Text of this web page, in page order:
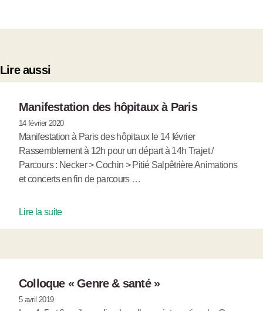
Lire aussi
Manifestation des hôpitaux à Paris
14 février 2020
Manifestation à Paris des hôpitaux le 14 février
Rassemblement à 12h pour un départ à 14h Trajet /
Parcours : Necker > Cochin > Pitié Salpêtrière Animations
et concerts en fin de parcours …
Lire la suite
Colloque « Genre & santé »
5 avril 2019